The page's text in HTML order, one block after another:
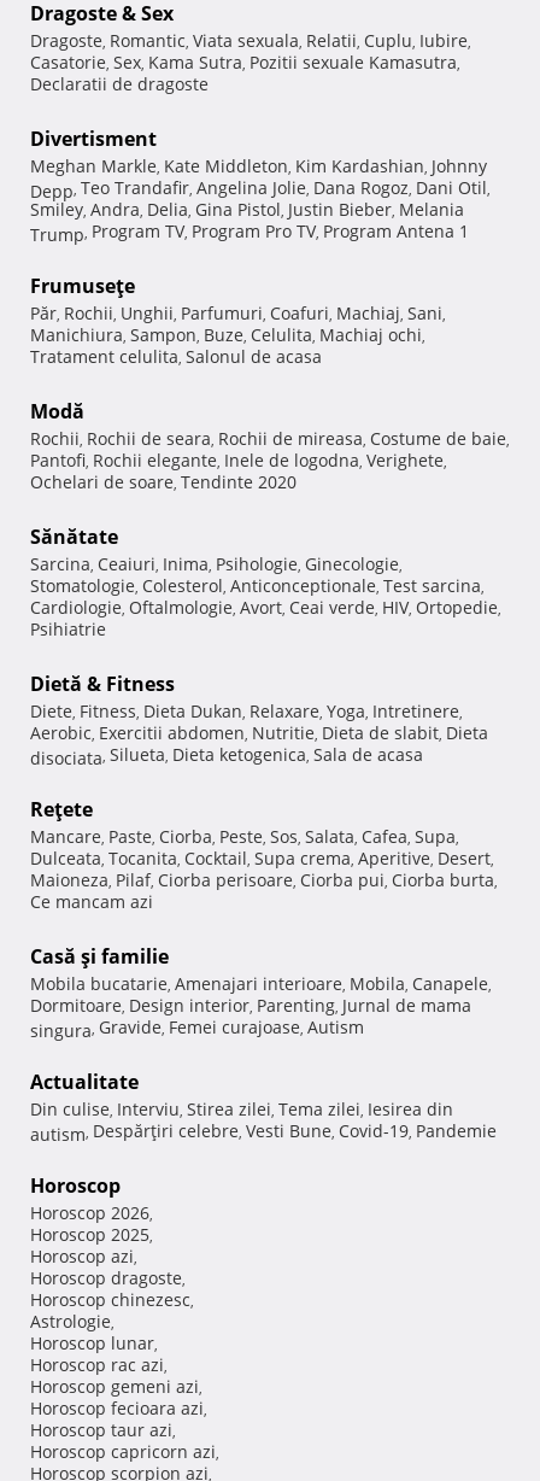
Dragoste & Sex
Dragoste, Romantic, Viata sexuala, Relatii, Cuplu, Iubire,
Casatorie, Sex, Kama Sutra, Pozitii sexuale Kamasutra,
Declaratii de dragoste
Divertisment
Meghan Markle, Kate Middleton, Kim Kardashian, Johnny
Depp, Teo Trandafir, Angelina Jolie, Dana Rogoz, Dani Otil,
Smiley, Andra, Delia, Gina Pistol, Justin Bieber, Melania
Trump, Program TV, Program Pro TV, Program Antena 1
Frumuseţe
Păr, Rochii, Unghii, Parfumuri, Coafuri, Machiaj, Sani,
Manichiura, Sampon, Buze, Celulita, Machiaj ochi,
Tratament celulita, Salonul de acasa
Modă
Rochii, Rochii de seara, Rochii de mireasa, Costume de baie,
Pantofi, Rochii elegante, Inele de logodna, Verighete,
Ochelari de soare, Tendinte 2020
Sănătate
Sarcina, Ceaiuri, Inima, Psihologie, Ginecologie,
Stomatologie, Colesterol, Anticonceptionale, Test sarcina,
Cardiologie, Oftalmologie, Avort, Ceai verde, HIV, Ortopedie,
Psihiatrie
Dietă & Fitness
Diete, Fitness, Dieta Dukan, Relaxare, Yoga, Intretinere,
Aerobic, Exercitii abdomen, Nutritie, Dieta de slabit, Dieta
disociata, Silueta, Dieta ketogenica, Sala de acasa
Reţete
Mancare, Paste, Ciorba, Peste, Sos, Salata, Cafea, Supa,
Dulceata, Tocanita, Cocktail, Supa crema, Aperitive, Desert,
Maioneza, Pilaf, Ciorba perisoare, Ciorba pui, Ciorba burta,
Ce mancam azi
Casă şi familie
Mobila bucatarie, Amenajari interioare, Mobila, Canapele,
Dormitoare, Design interior, Parenting, Jurnal de mama
singura, Gravide, Femei curajoase, Autism
Actualitate
Din culise, Interviu, Stirea zilei, Tema zilei, Iesirea din
autism, Despărţiri celebre, Vesti Bune, Covid-19, Pandemie
Horoscop
Horoscop 2026,
Horoscop 2025,
Horoscop azi,
Horoscop dragoste,
Horoscop chinezesc,
Astrologie,
Horoscop lunar,
Horoscop rac azi,
Horoscop gemeni azi,
Horoscop fecioara azi,
Horoscop taur azi,
Horoscop capricorn azi,
Horoscop scorpion azi,